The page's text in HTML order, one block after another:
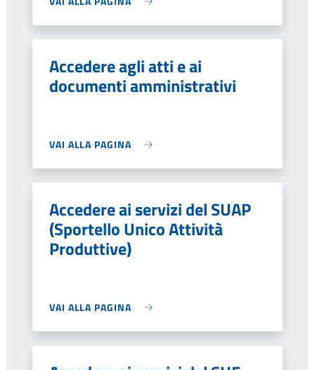
Accedere agli atti e ai
documenti amministrativi
VAI ALLA PAGINA
Accedere ai servizi del SUAP
(Sportello Unico Attività
Produttive)
VAI ALLA PAGINA